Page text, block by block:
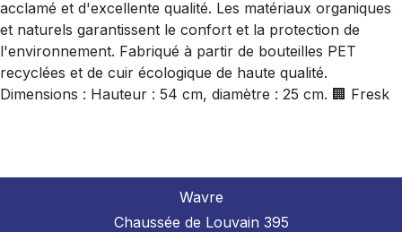
acclamé et d'excellente qualité. Les matériaux organiques
et naturels garantissent le confort et la protection de
l'environnement. Fabriqué à partir de bouteilles PET
recyclées et de cuir écologique de haute qualité.
Dimensions : Hauteur : 54 cm, diamètre : 25 cm. 🏢 Fresk
Wavre
Chaussée de Louvain 395